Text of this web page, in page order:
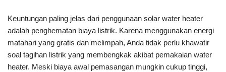
Keuntungan paling jelas dari penggunaan solar water heater
adalah penghematan biaya listrik. Karena menggunakan energi
matahari yang gratis dan melimpah, Anda tidak perlu khawatir
soal tagihan listrik yang membengkak akibat pemakaian water
heater. Meski biaya awal pemasangan mungkin cukup tinggi,